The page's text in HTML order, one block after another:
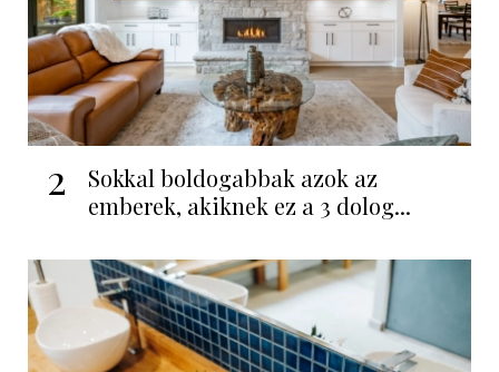
2
Sokkal boldogabbak azok az
emberek, akiknek ez a 3 dolog...